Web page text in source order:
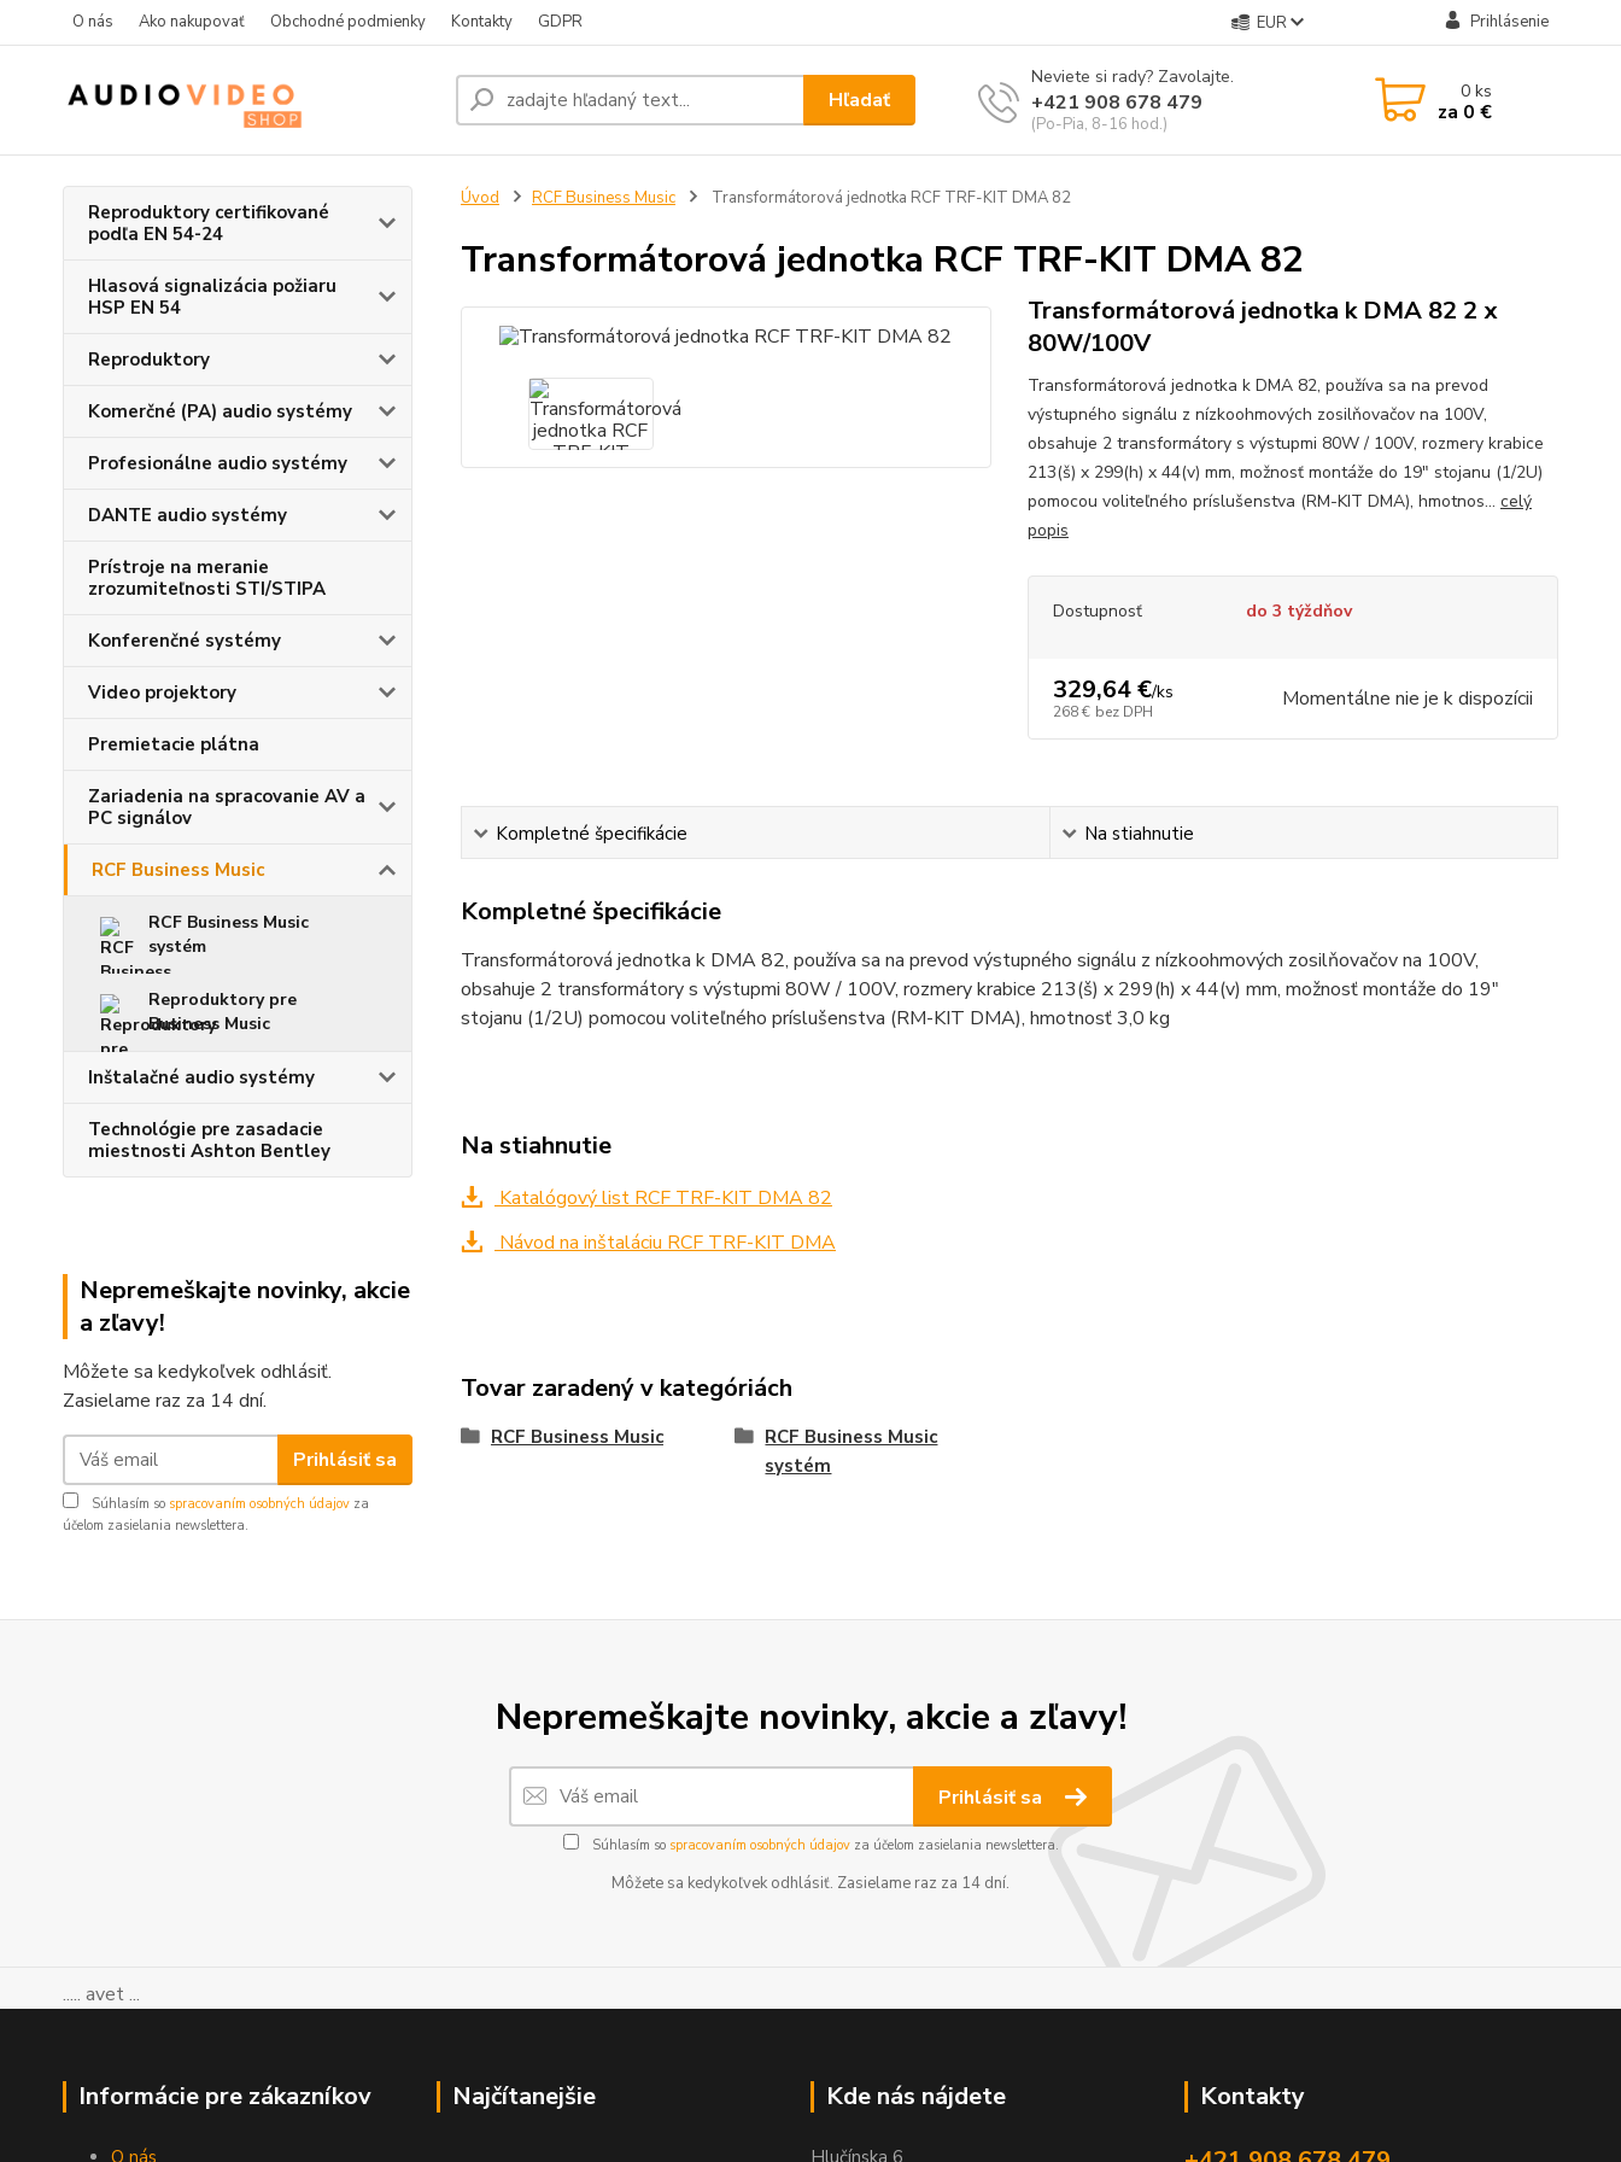
O nás Ako nakupovať Obchodné podmienky Kontakty GDPR EUR Prihlásenie
Hľadať
Neviete si rady? Zavolajte.
+421 908 678 479
(Po-Pia, 8-16 hod.)
0ks
za 0 €
Reproduktory certifikované
podľa EN 54-24
Hlasová signalizácia požiaru
HSP EN 54
Reproduktory
Komerčné (PA) audio systémy
Profesionálne audio systémy
DANTE audio systémy
Prístroje na meranie
zrozumiteľnosti STI/STIPA
Konferenčné systémy
Video projektory
Premietacie plátna
Zariadenia na spracovanie AV a
PC signálov
RCF Business Music
RCF Business Music
systém
Reproduktory pre
Business Music
Inštalačné audio systémy
Technológie pre zasadacie
miestnosti Ashton Bentley
Nepremeškajte novinky, akcie
a zľavy!
Môžete sa kedykoľvek odhlásiť.
Zasielame raz za 14 dní.
Prihlásiť sa
Súhlasím so spracovaním osobných údajov za
účelom zasielania newslettera.
Úvod RCF Business Music Transformátorová jednotka RCF TRF-KIT DMA 82
Transformátorová jednotka RCF TRF-KIT DMA 82
Transformátorová jednotka k DMA 82 2 x
80W/100V
Transformátorová jednotka k DMA 82, používa sa na prevod
výstupného signálu z nízkoohmových zosilňovačov na 100V,
obsahuje 2 transformátory s výstupmi 80W / 100V, rozmery krabice
213(š) x 299(h) x 44(v) mm, možnosť montáže do 19" stojanu (1/2U)
pomocou voliteľného príslušenstva (RM-KIT DMA), hmotnos... celý
popis
Dostupnosť do 3 týždňov
329,64 €/ks
268 € bez DPH Momentálne nie je k dispozícii
Kompletné špecifikácie Na stiahnutie
Kompletné špecifikácie
Transformátorová jednotka k DMA 82, používa sa na prevod výstupného signálu z nízkoohmových zosilňovačov na 100V,
obsahuje 2 transformátory s výstupmi 80W / 100V, rozmery krabice 213(š) x 299(h) x 44(v) mm, možnosť montáže do 19"
stojanu (1/2U) pomocou voliteľného príslušenstva (RM-KIT DMA), hmotnosť 3,0 kg
Na stiahnutie
Katalógový list RCF TRF-KIT DMA 82
Návod na inštaláciu RCF TRF-KIT DMA
Tovar zaradený v kategóriách
RCF Business Music
RCF Business Music
systém
Nepremeškajte novinky, akcie a zľavy!
Prihlásiť sa
Súhlasím so spracovaním osobných údajovza účelom zasielania newslettera.
Môžete sa kedykoľvek odhlásiť. Zasielame raz za 14 dní.
..... avet ...
Informácie pre zákazníkov
O nás
Najčítanejšie Kde nás nájdete
Hlučínska 6
Kontakty